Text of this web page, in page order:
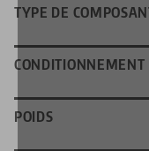
TYPE DE
CONDITIONNEMENT
POIDS